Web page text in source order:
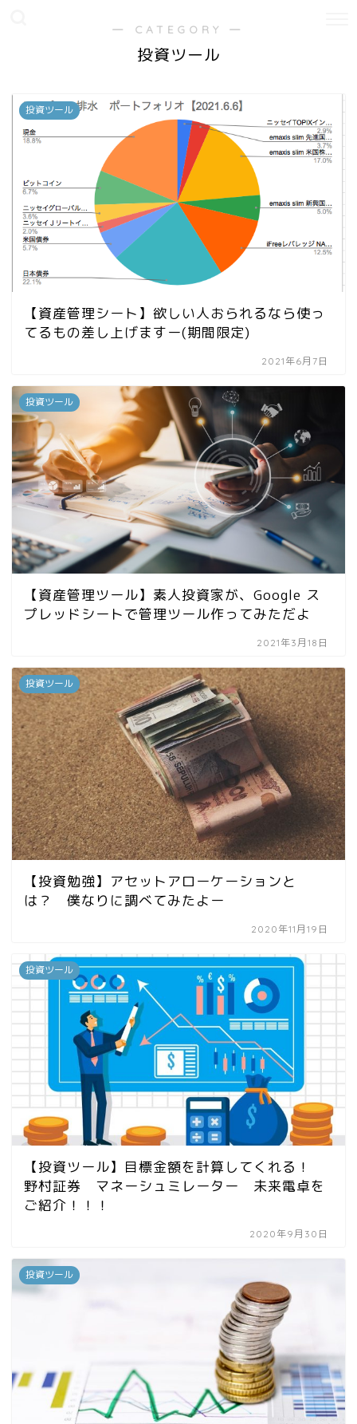
― CATEGORY ―
投資ツール
投資ツール
【資産管理シート】欲しい人おられるなら使っ
てるもの差し上げますー(期間限定)
2021年6月7日
投資ツール
【資産管理ツール】素人投資家が、Google ス
プレッドシートで管理ツール作ってみただよ
2021年3月18日
投資ツール
【投資勉強】アセットアローケーションと
は？ 僕なりに調べてみたよー
2020年11月19日
投資ツール
【投資ツール】目標金額を計算してくれる！
野村証券 マネーシュミレーター 未来電卓を
ご紹介！！！
2020年9月30日
投資ツール